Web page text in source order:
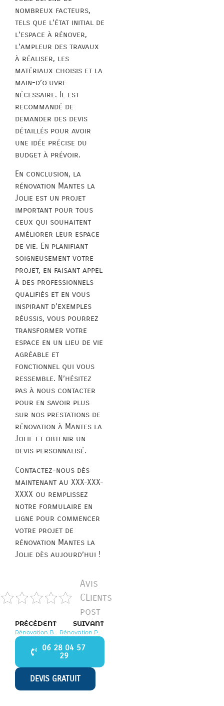
nombreux facteurs,
tels que l’état initial de
l’espace à rénover,
l’ampleur des travaux
à réaliser, les
matériaux choisis et la
main-d’œuvre
nécessaire. Il est
recommandé de
demander des devis
détaillés pour avoir
une idée précise du
budget à prévoir.
En conclusion, la
rénovation Mantes la
Jolie est un projet
important pour tous
ceux qui souhaitent
améliorer leur espace
de vie. En planifiant
soigneusement votre
projet, en faisant appel
à des professionnels
qualifiés et en vous
inspirant d’exemples
réussis, vous pourrez
transformer votre
espace en un lieu de vie
agréable et
fonctionnel qui vous
ressemble. N’hésitez
pas à nous contacter
pour en savoir plus
sur nos prestations de
rénovation à Mantes la
Jolie et obtenir un
devis personnalisé.
Contactez-nous dès
maintenant au XXX-XXX-
XXXX ou remplissez
notre formulaire en
ligne pour commencer
votre projet de
rénovation Mantes la
Jolie dès aujourd’hui !
Avis
CLients
post
PRÉCÉDENT SUIVANT
06 28 04 57
29
DEVIS GRATUIT